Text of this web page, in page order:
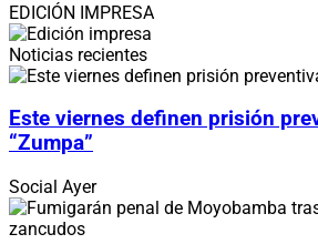
EDICIÓN IMPRESA
Noticias recientes
Este viernes definen prisión
“Zumpa”
Social Ayer